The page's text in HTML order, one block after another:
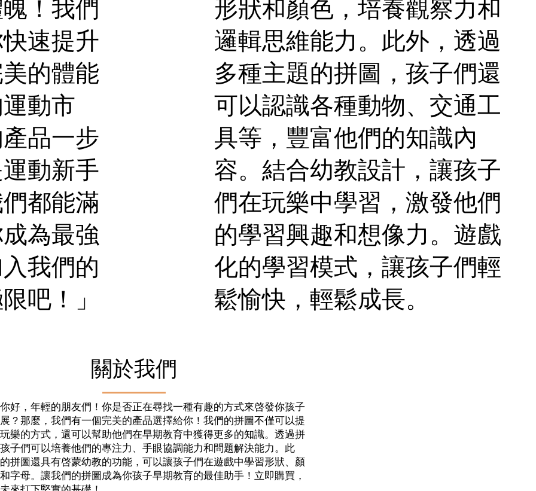
！我們
速提升
的體能
動市
品一步
動新手
都能滿
為最強
我們的
吧！」
形狀和顏色，培養觀察力和
邏輯思維能力。此外，透過
多種主題的拼圖，孩子們還
可以認識各種動物、交通工
具等，豐富他們的知識內
容。結合幼教設計，讓孩子
們在玩樂中學習，激發他們
的學習興趣和想像力。遊戲
化的學習模式，讓孩子們輕
鬆愉快，輕鬆成長。
關於我們
好，年輕的朋友們！你是否正在尋找一種有趣的方式來啓發你孩子
？那麼，我們有一個完美的產品選擇給你！我們的拼圖不僅可以提
樂的方式，還可以幫助他們在早期教育中獲得更多的知識。透過拼
子們可以培養他們的專注力、手眼協調能力和問題解決能力。此
拼圖還具有啓蒙幼教的功能，可以讓孩子們在遊戲中學習形狀、顏
字母。讓我們的拼圖成為你孩子早期教育的最佳助手！立即購買，